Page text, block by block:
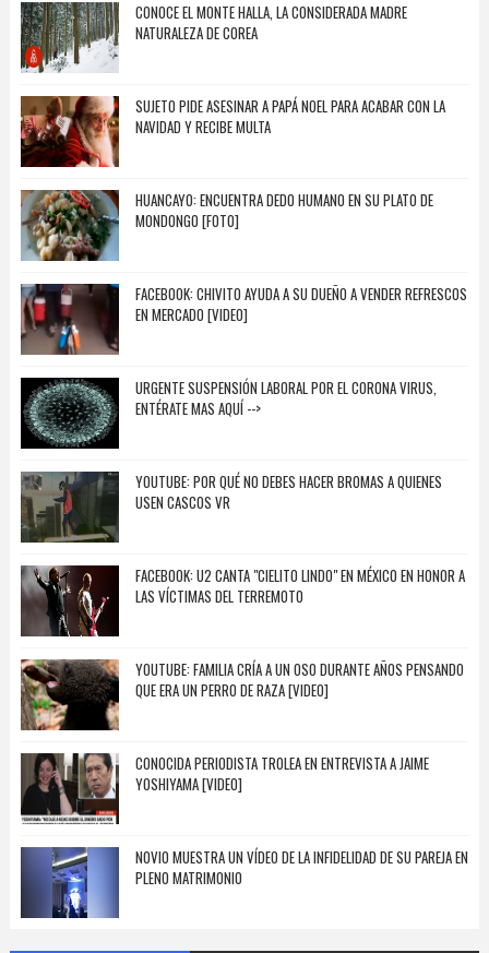
CONOCE EL MONTE HALLA, LA CONSIDERADA MADRE
NATURALEZA DE COREA
SUJETO PIDE ASESINAR A PAPÁ NOEL PARA ACABAR CON LA
NAVIDAD Y RECIBE MULTA
HUANCAYO: ENCUENTRA DEDO HUMANO EN SU PLATO DE
MONDONGO [FOTO]
FACEBOOK: CHIVITO AYUDA A SU DUEÑO A VENDER REFRESCOS
EN MERCADO [VIDEO]
URGENTE SUSPENSIÓN LABORAL POR EL CORONA VIRUS,
ENTÉRATE MAS AQUÍ -->
YOUTUBE: POR QUÉ NO DEBES HACER BROMAS A QUIENES
USEN CASCOS VR
FACEBOOK: U2 CANTA "CIELITO LINDO" EN MÉXICO EN HONOR A
LAS VÍCTIMAS DEL TERREMOTO
YOUTUBE: FAMILIA CRÍA A UN OSO DURANTE AÑOS PENSANDO
QUE ERA UN PERRO DE RAZA [VIDEO]
CONOCIDA PERIODISTA TROLEA EN ENTREVISTA A JAIME
YOSHIYAMA [VIDEO]
NOVIO MUESTRA UN VÍDEO DE LA INFIDELIDAD DE SU PAREJA EN
PLENO MATRIMONIO